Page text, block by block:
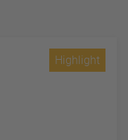
Highlight